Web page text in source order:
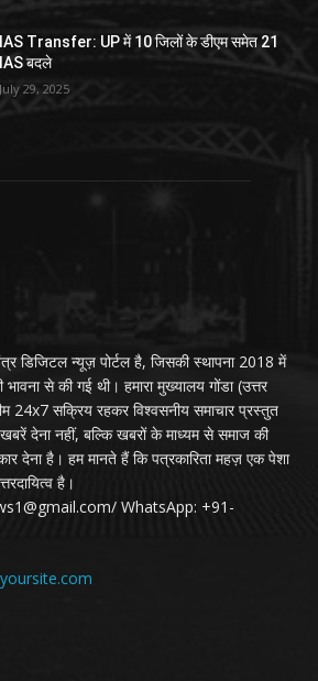
IAS Transfer: UP में 10 जिलों के डीएम समेत 21
IAS बदले
July 29, 2025
डिजिटल न्यूज़ पोर्टल है, जिसकी स्थापना 2018 में
से की गई थी। हमारा मुख्यालय गोंडा (उत्तर
24x7 सक्रिय रहकर विश्वसनीय समाचार प्रस्तुत
खबरें देना नहीं, बल्कि खबरों के माध्यम से समाज की
देना है। हम मानते हैं कि पत्रकारिता महज़ एक पेशा
है।
WhatsApp: +91-